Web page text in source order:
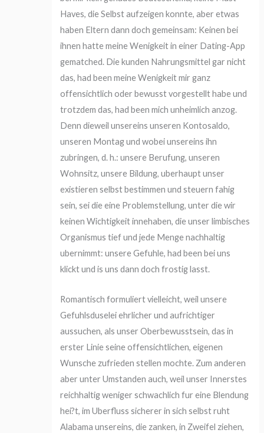
Haves, die Selbst aufzeigen konnte, aber etwas
haben Eltern dann doch gemeinsam: Keinen bei
ihnen hatte meine Wenigkeit in einer Dating-App
gematched. Die kunden Nahrungsmittel gar nicht
das, had been meine Wenigkeit mir ganz
offensichtlich oder bewusst vorgestellt habe und
trotzdem das, had been mich unheimlich anzog.
Denn dieweil unsereins unseren Kontosaldo,
unseren Montag und wobei unsereins ihn
zubringen, d. h.: unsere Berufung, unseren
Wohnsitz, unsere Bildung, uberhaupt unser
existieren selbst bestimmen und steuern fahig
sein, sei die eine Problemstellung, unter die wir
keinen Wichtigkeit innehaben, die unser limbisches
Organismus tief und jede Menge nachhaltig
ubernimmt: unsere Gefuhle, had been bei uns
klickt und is uns dann doch frostig lasst.
Romantisch formuliert vielleicht, weil unsere
Gefuhlsduselei ehrlicher und aufrichtiger
aussuchen, als unser Oberbewusstsein, das in
erster Linie seine offensichtlichen, eigenen
Wunsche zufrieden stellen mochte. Zum anderen
aber unter Umstanden auch, weil unser Innerstes
reichhaltig weniger schwachlich fur eine Blendung
hei?t, im Uberfluss sicherer in sich selbst ruht
Alabama unsereins, die zanken, in Zweifel ziehen,